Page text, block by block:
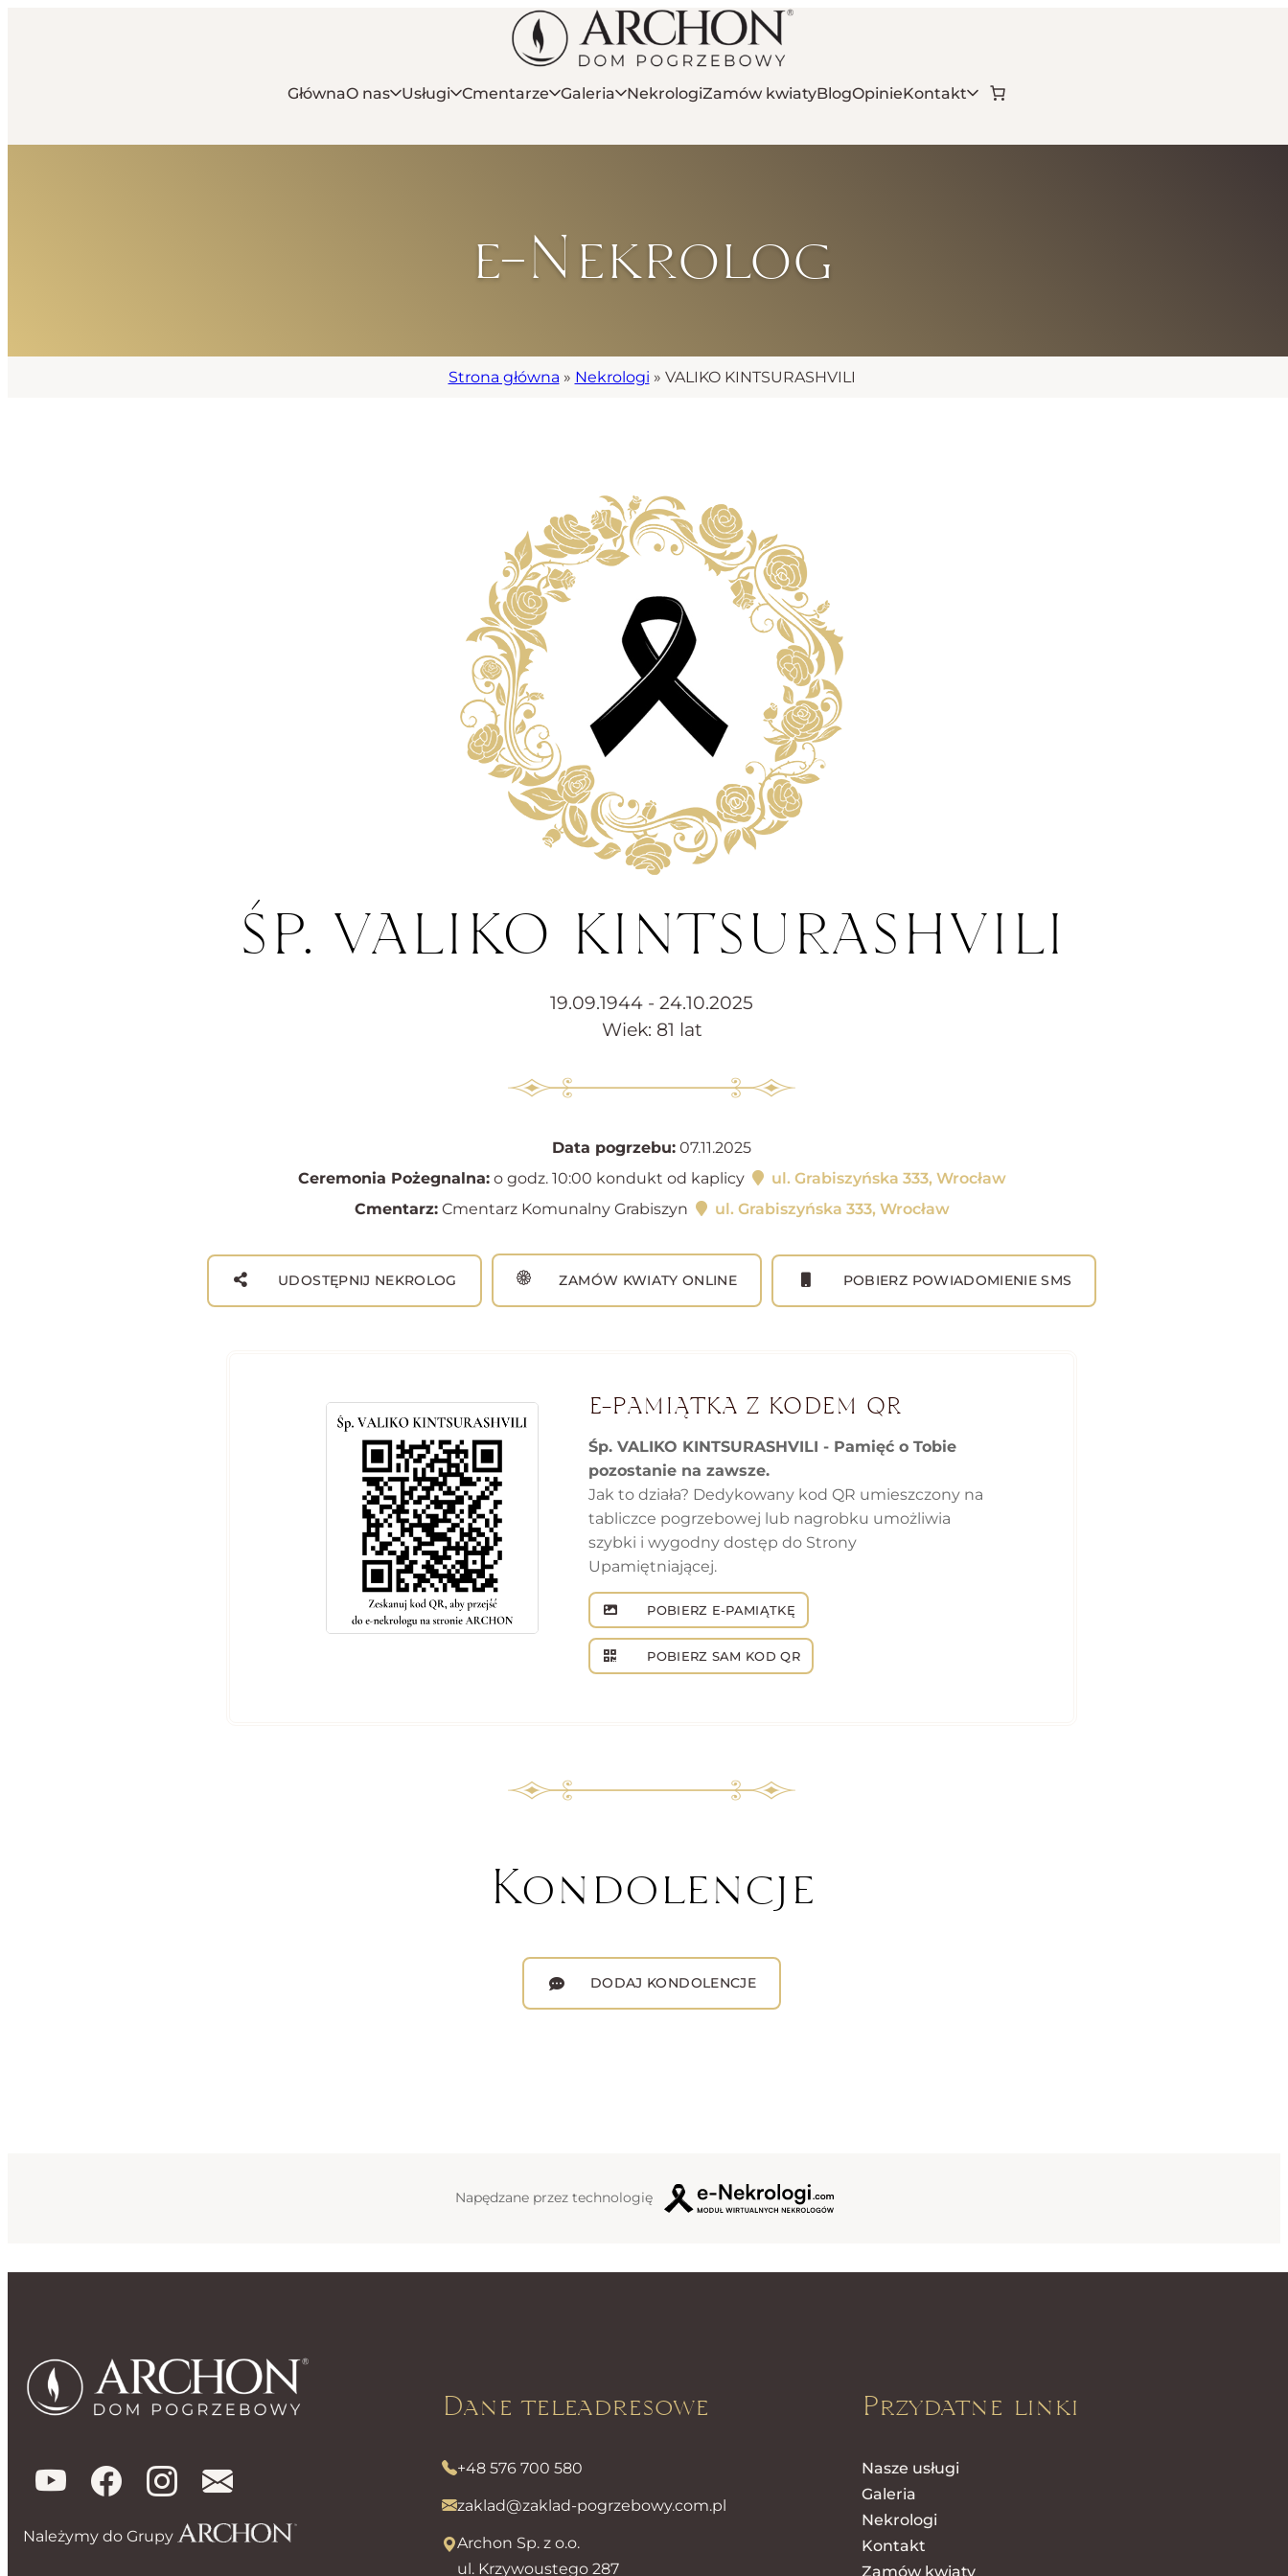
GłównaO nas Usługi Cmentarze Galeria NekrologiZamów kwiatyBlogOpinieKontakt
e-Nekrolog
Strona główna » Nekrologi » VALIKO KINTSURASHVILI
ŚP. VALIKO KINTSURASHVILI
19.09.1944 - 24.10.2025
Wiek: 81 lat
Data pogrzebu: 07.11.2025
Ceremonia Pożegnalna:o godz. 10:00 kondukt od kaplicy
ul. Grabiszyńska 333, Wrocław
Cmentarz:Cmentarz Komunalny Grabiszyn ul. Grabiszyńska 333, Wrocław
UDOSTĘPNIJ NEKROLOG ZAMÓW KWIATY ONLINE POBIERZ POWIADOMIENIE SMS
E-PAMIĄTKA Z KODEM QR
Śp. VALIKO KINTSURASHVILI - Pamięć o Tobie
pozostanie na zawsze.
Jak to działa? Dedykowany kod QR umieszczony na
tabliczce pogrzebowej lub nagrobku umożliwia
szybki i wygodny dostęp do Strony
Upamiętniającej.
POBIERZ E-PAMIĄTKĘ
POBIERZ SAM KOD QR
Kondolencje
DODAJ KONDOLENCJE
Napędzane przez technologię
Należymy do Grupy
Dane teleadresowe
+48 576 700 580
zaklad@zaklad-pogrzebowy.com.pl
Archon Sp. z o.o.
ul. Krzywoustego 287
Przydatne linki
Nasze usługi
Galeria
Nekrologi
Kontakt
Zamów kwiaty